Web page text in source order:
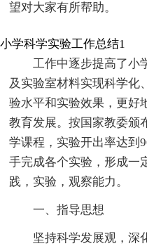
望对大家有所帮助。
小学科学实验工作总结1
工作中逐步提高了小
及实验室材料实现科学化
验水平和实验效果，更好
教育发展。按国家教委颁
学课程，实验开出率达到
手完成各个实验，形成一
践，实验，观察能力。
一、指导思想
坚持科学发展观，深